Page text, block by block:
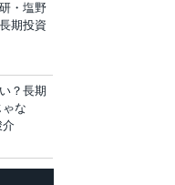
・塩野
期投資
？長期
な
介